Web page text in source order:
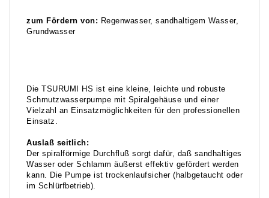
zum Fördern von: Regenwasser, sandhaltigem Wasser,
Grundwasser
Die TSURUMI HS ist eine kleine, leichte und robuste
Schmutzwasserpumpe mit Spiralgehäuse und einer
Vielzahl an Einsatzmöglichkeiten für den professionellen
Einsatz.
Auslaß seitlich:
Der spiralförmige Durchfluß sorgt dafür, daß sandhaltiges
Wasser oder Schlamm äußerst effektiv gefördert werden
kann. Die Pumpe ist trockenlaufsicher (halbgetaucht oder
im Schlürfbetrieb).